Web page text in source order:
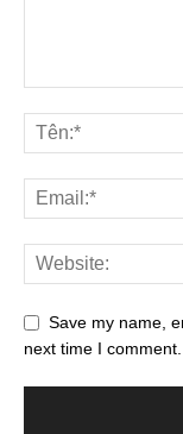
Save my name,
next time I comment.